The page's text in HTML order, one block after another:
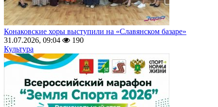
Конаковские хоры выступили на «Славянском базаре»
31.07.2026, 09:04
190
Культура